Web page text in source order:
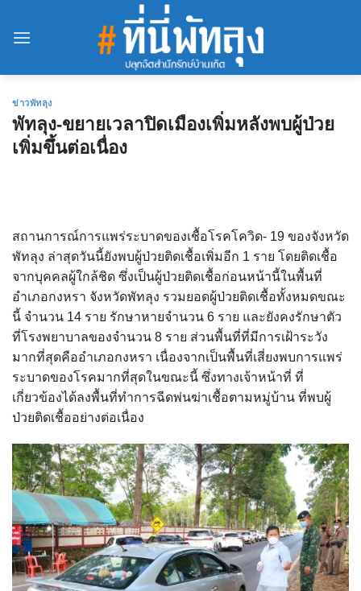
ข่าวพัทลุง
พัทลุง-ขยายเวลาปิดเมืองเพิ่มหลังพบผู้ป่วย
เพิ่มขึ้นต่อเนื่อง
สถานการณ์การแพร่ระบาดของเชื้อโรคโควิด- 19 ของจังหวัด
พัทลุง ล่าสุดวันนี้ยังพบผู้ป่วยติดเชื้อเพิ่มอีก 1 ราย โดยติดเชื้อ
จากบุคคลผู้ใกล้ชิด ซึ่งเป็นผู้ป่วยติดเชื้อก่อนหน้านี้ในพื้นที่
อำเภอกงหรา จังหวัดพัทลุง รวมยอดผู้ป่วยติดเชื้อทั้งหมดขณะ
นี้ จำนวน 14 ราย รักษาหายจำนวน 6 ราย และยังคงรักษาตัว
ที่โรงพยาบาลของจำนวน 8 ราย ส่วนพื้นที่ที่มีการเฝ้าระวัง
มากที่สุดคืออำเภอกงหรา เนื่องจากเป็นพื้นที่เสี่ยงพบการแพร่
ระบาดของโรคมากที่สุดในขณะนี้ ซึ่งทางเจ้าหน้าที่ ที่
เกี่ยวข้องได้ลงพื้นที่ทำการฉีดพ่นฆ่าเชื้อตามหมู่บ้าน ที่พบผู้
ป่วยติดเชื้ออย่างต่อเนื่อง